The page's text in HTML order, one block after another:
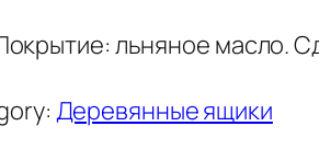
льняное масло.
Деревянные ящики